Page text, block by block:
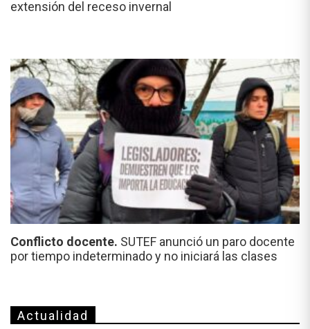
extensión del receso invernal
Conflicto docente. SUTEF anunció un paro docente
por tiempo indeterminado y no iniciará las clases
Actualidad